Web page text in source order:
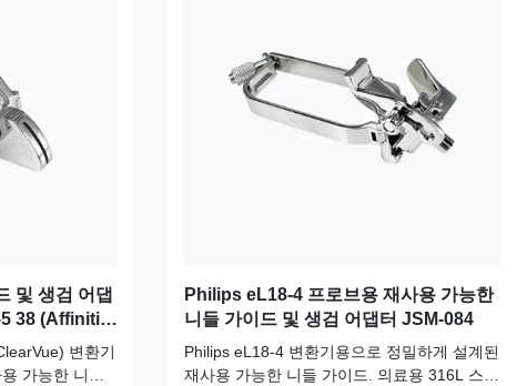
및 생검 어댑
38 (Affiniti
변환기
가능한 니들
Philips eL18-4 프로브용 재사용 가능한
니들 가이드 및 생검 어댑터 JSM-084
Philips eL18-4 변환기용으로 정밀하게 설계된
재사용 가능한 니들 가이드. 의료용 316L 스테